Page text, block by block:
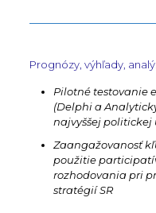
Prognózy, výhľady,
Pilotné testovanie
(Delphi a
najvyššej politickej
Zaangažovanosť
použitie
rozhodovania pri
stratégií SR